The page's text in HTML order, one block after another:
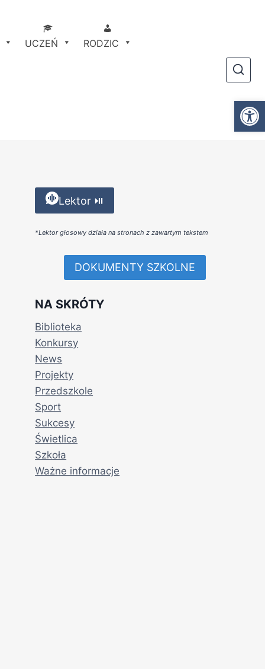
UCZEŃ RODZIC
Lektor ⏯
*Lektor głosowy działa na stronach z zawartym tekstem
DOKUMENTY SZKOLNE
NA SKRÓTY
Biblioteka
Konkursy
News
Projekty
Przedszkole
Sport
Sukcesy
Świetlica
Szkoła
Ważne informacje